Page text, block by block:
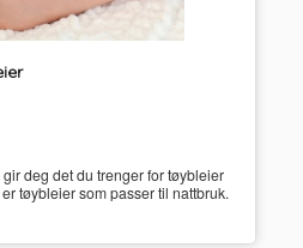
deg det du trenger for tøybleier
tøybleier som passer til nattbruk.